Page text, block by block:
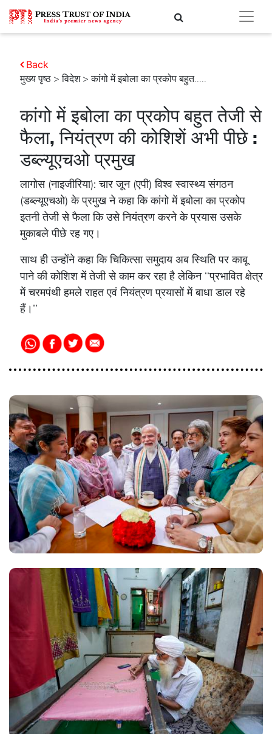
मुख्य पृष्ठ >विदेश> कांगो में इबोला का प्रकोप बहुत.....
Back
कांगो में इबोला का प्रकोप बहुत तेजी से
फैला, नियंत्रण की कोशिशें अभी पीछे :
डब्ल्यूएचओ प्रमुख
लागोस (नाइजीरिया): चार जून (एपी) विश्व स्वास्थ्य संगठन
(डब्ल्यूएचओ) के प्रमुख ने कहा कि कांगो में इबोला का प्रकोप
इतनी तेजी से फैला कि उसे नियंत्रण करने के प्रयास उसके
मुकाबले पीछे रह गए।
साथ ही उन्होंने कहा कि चिकित्सा समुदाय अब स्थिति पर काबू
पाने की कोशिश में तेजी से काम कर रहा है लेकिन ‘‘प्रभावित क्षेत्र
में चरमपंथी हमले राहत एवं नियंत्रण प्रयासों में बाधा डाल रहे
हैं।’’